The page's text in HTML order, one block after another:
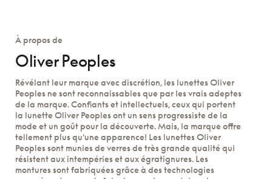
À propos de
Oliver Peoples
Révélant leur marque avec discrétion, les lunettes Oliver
Peoples ne sont reconnaissables que par les vrais adeptes
de la marque. Confiants et intellectuels, ceux qui portent
la lunette Oliver Peoples ont un sens progressiste de la
mode et un goût pour la découverte. Mais, la marque offre
tellement plus qu’une apparence! Les lunettes Oliver
Peoples sont munies de verres de très grande qualité qui
résistent aux intempéries et aux égratignures. Les
montures sont fabriquées grâce à des technologies